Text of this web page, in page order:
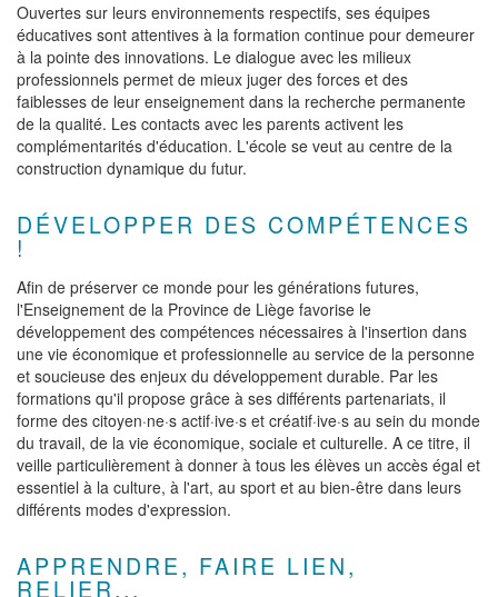
Ouvertes sur leurs environnements respectifs, ses équipes
éducatives sont attentives à la formation continue pour demeurer
à la pointe des innovations. Le dialogue avec les milieux
professionnels permet de mieux juger des forces et des
faiblesses de leur enseignement dans la recherche permanente
de la qualité. Les contacts avec les parents activent les
complémentarités d'éducation. L'école se veut au centre de la
construction dynamique du futur.
DÉVELOPPER DES COMPÉTENCES
!
Afin de préserver ce monde pour les générations futures,
l'Enseignement de la Province de Liège favorise le
développement des compétences nécessaires à l'insertion dans
une vie économique et professionnelle au service de la personne
et soucieuse des enjeux du développement durable. Par les
formations qu'il propose grâce à ses différents partenariats, il
forme des citoyen·ne·s actif·ive·s et créatif·ive·s au sein du monde
du travail, de la vie économique, sociale et culturelle. A ce titre, il
veille particulièrement à donner à tous les élèves un accès égal et
essentiel à la culture, à l'art, au sport et au bien-être dans leurs
différents modes d'expression.
APPRENDRE, FAIRE LIEN,
RELIER...